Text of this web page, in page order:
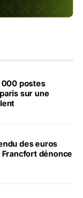
000 postes
sur une
des euros
dénonce